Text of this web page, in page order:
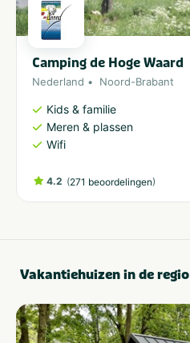
Camping de Hoge Waard
Nederland Noord-Brabant
Kids & familie
Meren & plassen
Wifi
4.2 (271 beoordelingen)
Vakantiehuizen in de regio